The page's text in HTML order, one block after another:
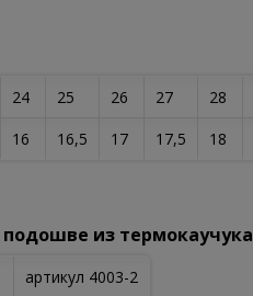
24 25 26 27 28
16 16,5 17 17,5 18
из термокаучука
артикул 4003-2